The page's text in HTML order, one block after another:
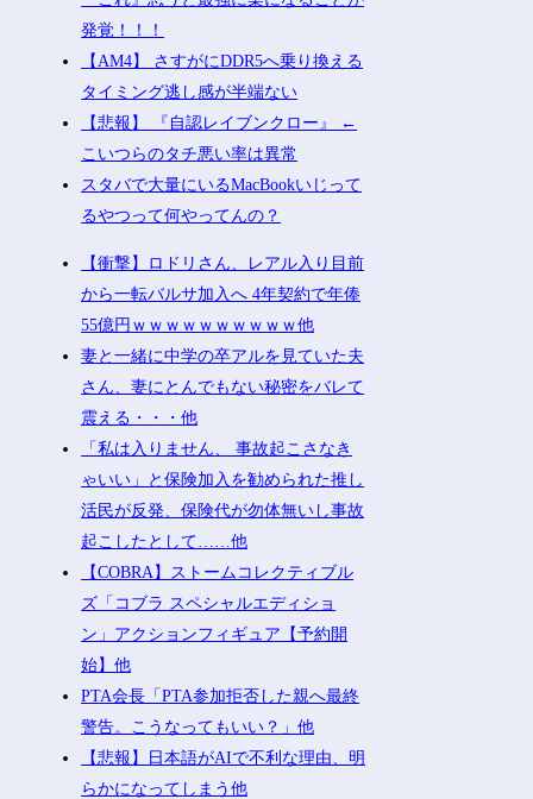
発覚！！！
【AM4】 さすがにDDR5へ乗り換える
タイミング逃し感が半端ない
【悲報】 『自認レイブンクロー』 ←
こいつらのタチ悪い率は異常
スタバで大量にいるMacBookいじって
るやつって何やってんの？
【衝撃】ロドリさん、レアル入り目前
から一転バルサ加入へ 4年契約で年俸
55億円ｗｗｗｗｗｗｗｗｗｗ他
妻と一緒に中学の卒アルを見ていた夫
さん、妻にとんでもない秘密をバレて
震える・・・他
「私は入りません、 事故起こさなき
ゃいい」と保険加入を勧められた推し
活民が反発、保険代が勿体無いし事故
起こしたとして……他
【COBRA】ストームコレクティブル
ズ「コブラ スペシャルエディショ
ン」アクションフィギュア【予約開
始】他
PTA会長「PTA参加拒否した親へ最終
警告。こうなってもいい？」他
【悲報】日本語がAIで不利な理由、明
らかになってしまう他